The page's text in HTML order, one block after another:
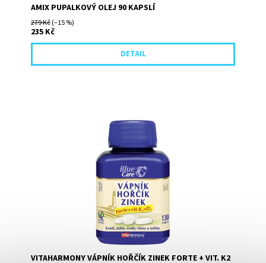
AMIX PUPALKOVÝ OLEJ 90 KAPSLÍ
279 Kč(–15 %)
235 Kč
DETAIL
Přípravek s inovovaným složením obsahuje účinnou
kombinaci vápníku, hořčíku, zinku, vitaminu K2 a D3.
VITAHARMONY VÁPNÍK HOŘČÍK ZINEK FORTE + VIT. K2